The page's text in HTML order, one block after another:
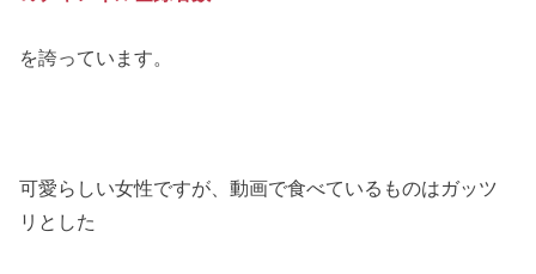
を誇っています。
可愛らしい女性ですが、動画で食べているものはガッツ
リとした